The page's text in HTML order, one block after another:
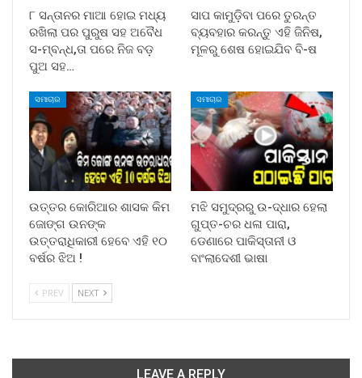
୮ ସନ୍ତାନର ମାଆ ହୋଇ ମଧ୍ୟ
ରଖିଲା ପର ପୁରୁଷ ସହ ଅବୈଧ
ସ-ମ୍ବନ୍ଧ,ତା ପରେ ନିଜ ବଡ଼
ପୁଅ ସହ…
ସାପ କାମୁଡ଼ିବା ପରେ ତୁରନ୍ତ
ବ୍ୟବହାର କରନ୍ତୁ ଏହି ଜିନିଷ,
ମୂଳରୁ ଶେଷ ହୋଇଯିବ ବି-ଷ
ସମାଚାର
ଉତ୍ତର କୋରିଆର ଶାସକ କିମ
ଜୋଙ୍ଗ ଉନଙ୍କ
ଉତ୍ତରାଧିକାରୀ ହେବେ ଏହି ୧୦
ବର୍ଷର ଝିଅ !
ସମାଚାର
ମଝି ସମୁଦ୍ରରୁ ଉ-ଦ୍ଧାର ହେଲା
ଗୁପ୍ତ-ଚର ଧଳା ପାରା,
ଡେଣାରେ ପାକିସ୍ତାନୀ ଓ
ବାଂଲାଦେଶୀ ଭାଷା
PREV NEXT
LEAVE A REPLY